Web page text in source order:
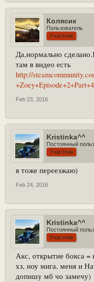
Колясик
Пользователь
Участник
Да,нормально
там в видео есть
http://
+Zoey+Episode+2+Part+4
Feb 23, 2016
Kristinka^^
Постоянный
Участник
я тоже переезжаю)
Feb 24, 2016
Kristinka^^
Постоянный
Участник
Акс, открытие бокса
хз, ноу мига, меня и
допишу мб чо замечу)